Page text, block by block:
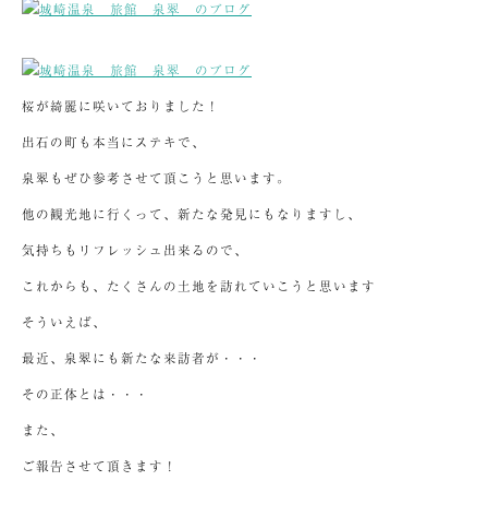
桜が綺麗に咲いておりました！
出石の町も本当にステキで、
泉翠もぜひ参考させて頂こうと思います。
他の観光地に行くって、新たな発見にもなりますし、
気持ちもリフレッシュ出来るので、
これからも、たくさんの土地を訪れていこうと思います
そういえば、
最近、泉翠にも新たな来訪者が・・・
その正体とは・・・
また、
ご報告させて頂きます！